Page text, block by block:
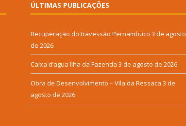
ÚLTIMAS PUBLICAÇÕES
Recuperação do travessão Pernambuco 3 de agosto
de 2026
Caixa d’agua Ilha da Fazenda 3 de agosto de 2026
Obra de Desenvolvimento – Vila da Ressaca 3 de
agosto de 2026